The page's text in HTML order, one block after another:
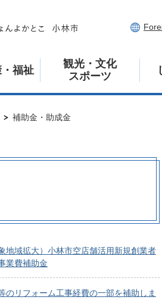
福祉
観光・文化
スポーツ
補助金・助成金
象地域拡大）小林市空店舗活用新規創業者
業費補助金
のリフォーム工事経費の一部を補助しま